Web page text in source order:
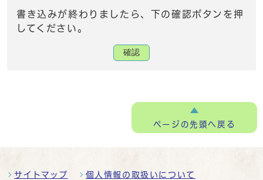
書き込みが終わりましたら、下の確認ボタンを押
してください。
確認
ページの先頭へ戻る
サイトマップ 個人情報の取扱いについて